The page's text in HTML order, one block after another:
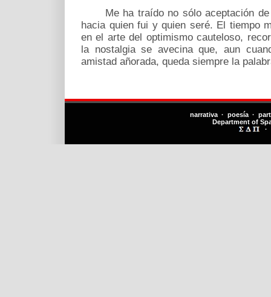
Me ha traído no sólo aceptación de
hacia quien fui y quien seré. El tiempo
en el arte del optimismo cauteloso,
la nostalgia se avecina que, aun
amistad añorada, queda siempre la
narrativa · poesía ·
Department of
·